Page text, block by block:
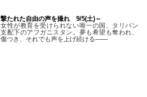
撃たれた自由の声を撮れ 9/5(土)～
女性が教育を受けられない唯一の国、タリバン
支配下のアフガニスタン。夢も希望も奪われ、
傷つき、それでも声を上げ続ける——